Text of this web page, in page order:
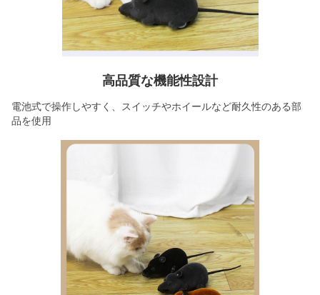
高品質な機能性設計
電池式で操作しやすく、スイッチやホイールなど耐久性のある部
品を使用